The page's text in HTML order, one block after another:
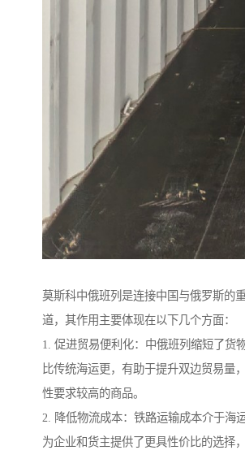
莫斯科中俄班列是连接中国与俄罗斯的
道，其作用主要体现在以下几个方面：
1. 促进贸易便利化：中俄班列缩短了货
比传统海运更，有助于提升双边贸易量
性要求较高的商品。
2. 降低物流成本：铁路运输成本介于海
为企业和货主提供了更具性价比的选择